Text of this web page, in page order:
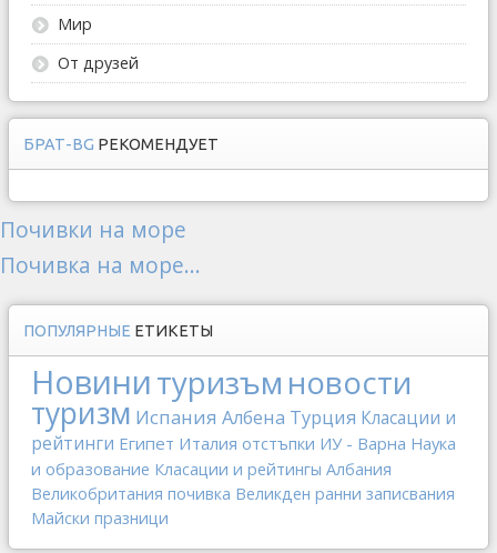
Мир
От друзей
БРАТ-BG РЕКОМЕНДУЕТ
Почивки на море
Почивка на море...
ПОПУЛЯРНЫЕ ЕТИКЕТЫ
Новинитуризъм новости
туризм Испания Албена Турция Класации и
рейтинги Египет Италия отстъпки ИУ - Варна Наука
и образование Класации и рейтингы Албания
Великобритания почивка Великден ранни записвания
Майски празници